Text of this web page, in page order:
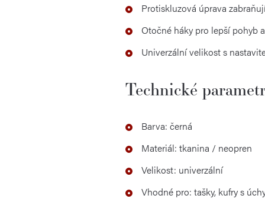
Protiskluzová úprava
Otočné háky pro lepší pohyb
Univerzální velikost s
Technické
Barva: černá
Materiál: tkanina / neopren
Velikost: univerzální
Vhodné pro: tašky, kufry s